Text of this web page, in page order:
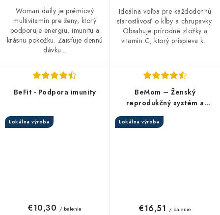
Woman daily je prémiový
multivitamín pre ženy, ktorý
podporuje energiu, imunitu a
krásnu pokožku. Zaisťuje dennú
dávku...
Ideálna voľba pre každodennú
starostlivosť o kĺby a chrupavky.
Obsahuje prírodné zložky a
vitamín C, ktorý prispieva k...
BeFit - Podpora imunity
Lokálna výroba
€10,30 / balenie
BeMom – Ženský
reprodukčný systém a
hormonálna rovnováha
Lokálna výroba
€16,51 / balenie